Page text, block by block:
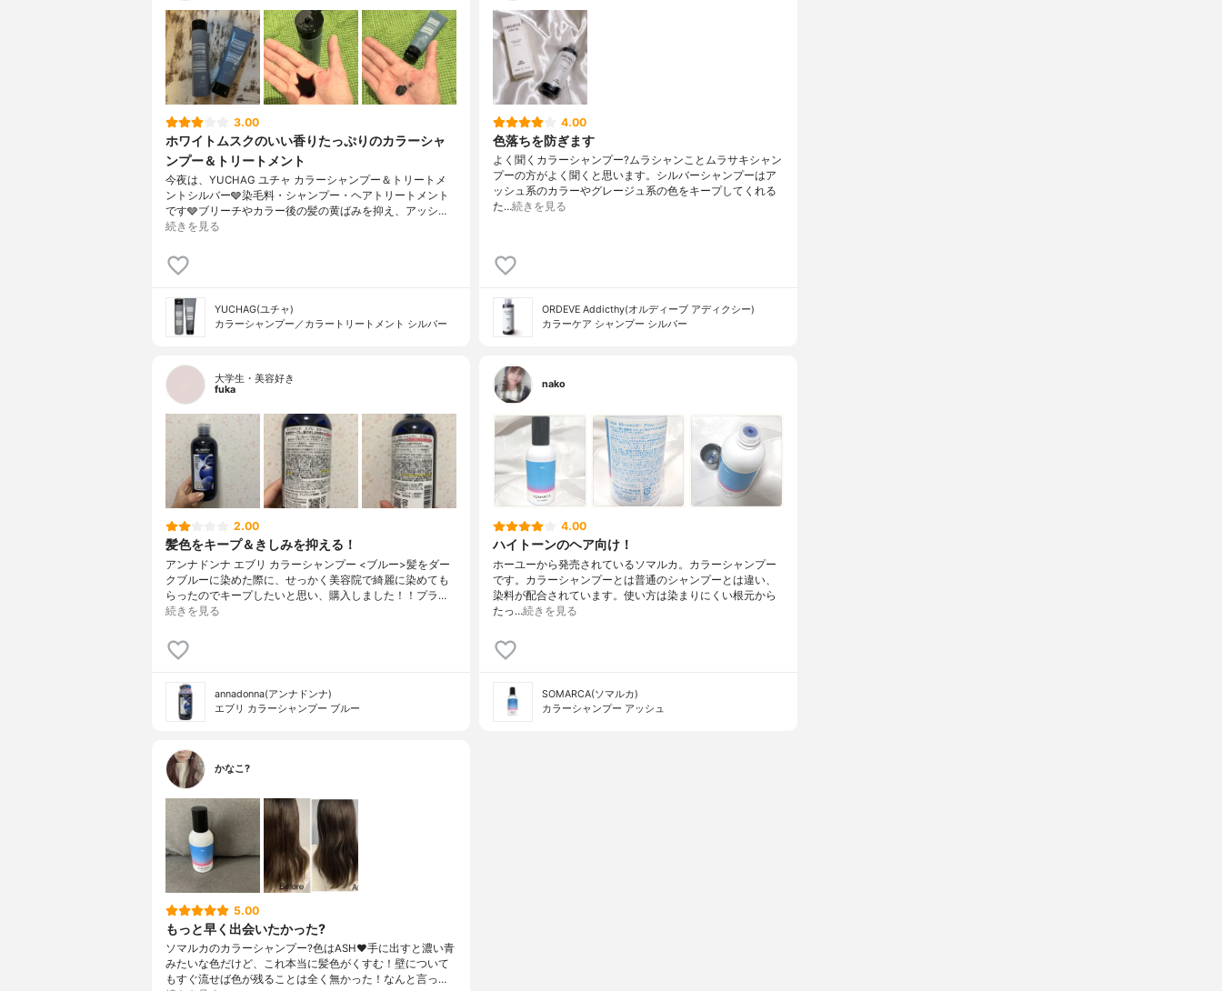
3.00
ホワイトムスクのいい香りたっぷりのカラーシャ
ンプー＆トリートメント
今夜は、YUCHAG ユチャ カラーシャンプー＆トリートメ
ントシルバー🩶染毛料・シャンプー・ヘアトリートメント
です🩶ブリーチやカラー後の髪の黄ばみを抑え、アッシ…
続きを見る
YUCHAG(ユチャ)
カラーシャンプー／カラートリートメント シルバー
4.00
色落ちを防ぎます
よく聞くカラーシャンプー?ムラシャンことムラサキシャン
プーの方がよく聞くと思います。シルバーシャンプーはア
ッシュ系のカラーやグレージュ系の色をキープしてくれる
た…続きを見る
ORDEVE Addicthy(オルディーブ アディクシー)
カラーケア シャンプー シルバー
大学生・美容好き
fuka
2.00
髪色をキープ＆きしみを抑える！
アンナドンナ エブリ カラーシャンプー <ブルー>髪をダー
クブルーに染めた際に、せっかく美容院で綺麗に染めても
らったのでキープしたいと思い、購入しました！！プラ…
続きを見る
annadonna(アンナドンナ)
エブリ カラーシャンプー ブルー
nako
4.00
ハイトーンのヘア向け！
ホーユーから発売されているソマルカ。カラーシャンプー
です。カラーシャンプーとは普通のシャンプーとは違い、
染料が配合されています。使い方は染まりにくい根元から
たっ…続きを見る
SOMARCA(ソマルカ)
カラーシャンプー アッシュ
かなこ?
5.00
もっと早く出会いたかった?
ソマルカのカラーシャンプー?色はASH❤️手に出すと濃い青
みたいな色だけど、これ本当に髪色がくすむ！壁について
もすぐ流せば色が残ることは全く無かった！なんと言っ…